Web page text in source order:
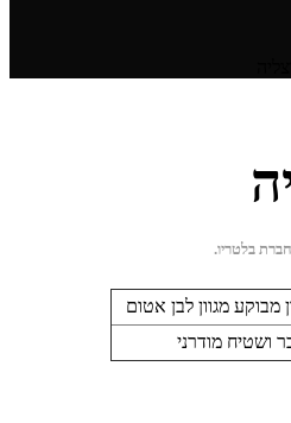
בלטריו.
מבוקע מגוון לבן אטום
ושטיח מודרני